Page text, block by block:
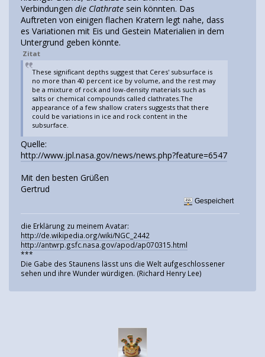
Verbindungen die Clathrate sein könnten. Das
Auftreten von einigen flachen Kratern legt nahe, dass
es Variationen mit Eis und Gestein Materialien in dem
Untergrund geben könnte.
Zitat
These significant depths suggest that Ceres' subsurface is
no more than 40 percent ice by volume, and the rest may
be a mixture of rock and low-density materials such as
salts or chemical compounds called clathrates.The
appearance of a few shallow craters suggests that there
could be variations in ice and rock content in the
subsurface.
Quelle:
http://www.jpl.nasa.gov/news/news.php?feature=6547
Mit den besten Grüßen
Gertrud
Gespeichert
die Erklärung zu meinem Avatar:
http://de.wikipedia.org/wiki/NGC_2442
http://antwrp.gsfc.nasa.gov/apod/ap070315.html
***
Die Gabe des Staunens lässt uns die Welt aufgeschlossener
sehen und ihre Wunder würdigen. (Richard Henry Lee)